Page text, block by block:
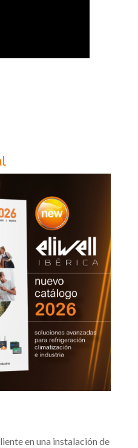
en una instalación de